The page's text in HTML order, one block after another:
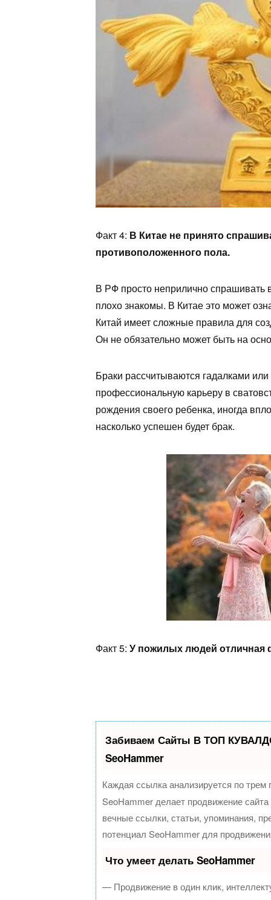
Факт 4: В Китае не принято
противоположенного пола.
В РФ просто неприлично спрашивать
плохо знакомы. В Китае это может
Китай имеет сложные правила для
Он не обязательно может быть на
Браки рассчитываются гадалками
профессиональную карьеру в
рождения своего ребенка, иногда
насколько успешен будет брак.
Факт 5: У пожилых людей отличная
Забиваем Сайты В ТОП
SeoHammer
Каждая ссылка анализируется по трем
SeoHammer делает продвижение
вечные ссылки, статьи, упоминания,
потенциал SeoHammer для
Что умеет делать SeoHammer
— Продвижение в один клик,